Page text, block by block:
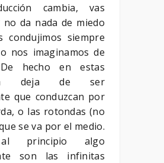
cambia, vas
da nada de miedo
condujimos siempre
nos imaginamos de
hecho en estas
deja de ser
que conduzcan por
o las rotondas (no
se va por el medio.
principio algo
son las infinitas